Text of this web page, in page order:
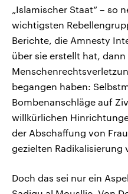
„Islamischer Staat“ – so
wichtigsten
Berichte, die Amnesty
über sie erstellt hat,
begangen haben:
Bombenanschläge auf
willkürlichen
der Abschaffung von
gezielten Radikalisierung
Doch das sei nur ein